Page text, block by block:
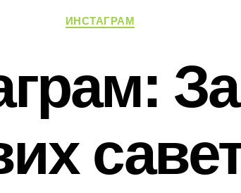
Категорије
ИНСТАГРАМ